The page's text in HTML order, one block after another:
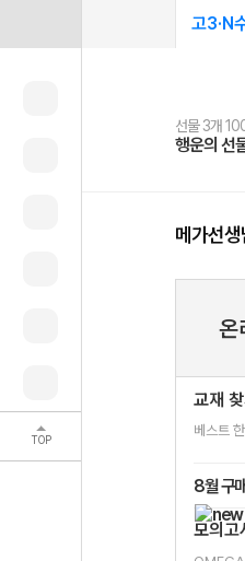
TOP
고3·N
선물 3개
행운의 선
선물 100%
메가스터디
여름방학 스
메가런 썸
2027 러셀
강사 공개
스마트러닝
설문
메가패스
3일 무료
메가패스 수
메가클럽
사회공헌 캠
희망이룸
메가선생
온
교재 찾
베스트
8월 구
모의고